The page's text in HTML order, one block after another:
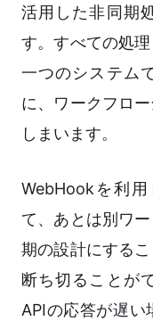
活用した非同期
す。すべての処
一つのシステム
に、ワークフロ
しまいます。
WebHookを利
て、あとは別ワ
期の設計にする
断ち切ることが
APIの応答が遅い